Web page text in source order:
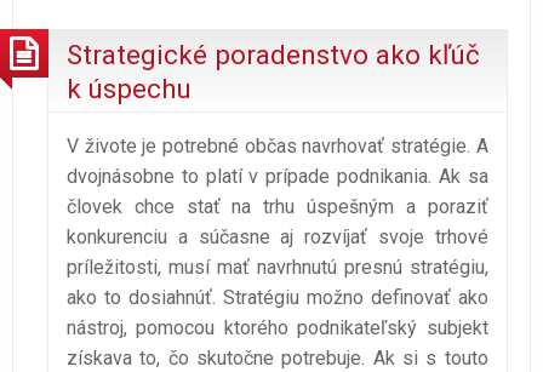
Strategické poradenstvo ako kľúč
k úspechu
V živote je potrebné občas navrhovať stratégie. A
dvojnásobne to platí v prípade podnikania. Ak sa
človek chce stať na trhu úspešným a poraziť
konkurenciu a súčasne aj rozvíjať svoje trhové
príležitosti, musí mať navrhnutú presnú stratégiu,
ako to dosiahnúť. Stratégiu možno definovať ako
nástroj, pomocou ktorého podnikateľský subjekt
získava to, čo skutočne potrebuje. Ak si s touto